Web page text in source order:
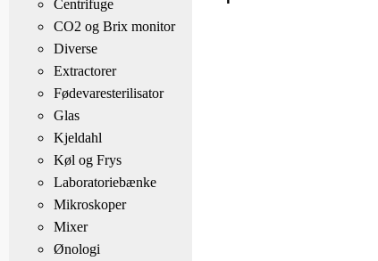
Centrifuge
CO2 og Brix monitor
Diverse
Extractorer
Fødevaresterilisator
Glas
Kjeldahl
Køl og Frys
Laboratoriebænke
Mikroskoper
Mixer
Ønologi